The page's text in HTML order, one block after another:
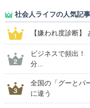
社会人ライフの人気記
【嫌われ度診断】
ビジネスで頻出！
分...
全国の「グーとパ
に違う